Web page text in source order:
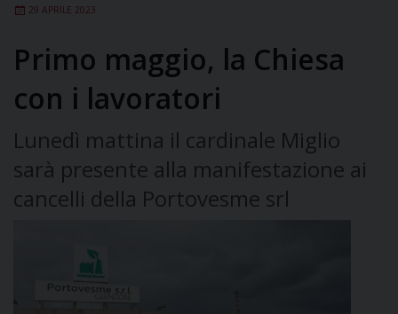
29 APRILE 2023
Primo maggio, la Chiesa
con i lavoratori
Lunedì mattina il cardinale Miglio
sarà presente alla manifestazione ai
cancelli della Portovesme srl